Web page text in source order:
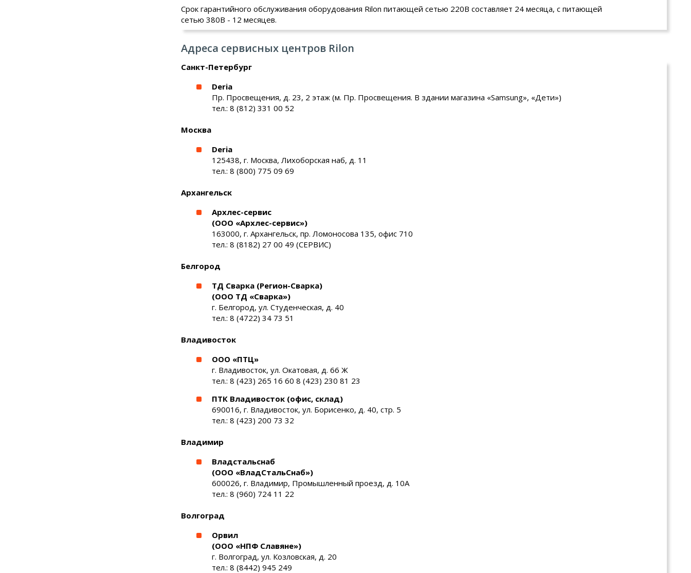
Срок гарантийного обслуживания оборудования Rilon питающей сетью 220В составляет 24 месяца, с питающей
сетью 380В - 12 месяцев.
Адреса сервисных центров Rilon
Санкт-Петербург
Deria
Пр. Просвещения, д. 23, 2 этаж (м. Пр. Просвещения. В здании магазина «Samsung», «Дети»)
тел.: 8 (812) 331 00 52
Москва
Deria
125438, г. Москва, Лихоборская наб, д. 11
тел.: 8 (800) 775 09 69
Архангельск
Архлес-сервис
(ООО «Архлес-сервис»)
163000, г. Архангельск, пр. Ломоносова 135, офис 710
тел.: 8 (8182) 27 00 49 (СЕРВИС)
Белгород
ТД Сварка (Регион-Сварка)
(ООО ТД «Сварка»)
г. Белгород, ул. Студенческая, д. 40
тел.: 8 (4722) 34 73 51
Владивосток
ООО «ПТЦ»
г. Владивосток, ул. Окатовая, д. 66 Ж
тел.: 8 (423) 265 16 60 8 (423) 230 81 23
ПТК Владивосток (офис, склад)
690016, г. Владивосток, ул. Борисенко, д. 40, стр. 5
тел.: 8 (423) 200 73 32
Владимир
Владстальснаб
(ООО «ВладСтальСнаб»)
600026, г. Владимир, Промышленный проезд, д. 10А
тел.: 8 (960) 724 11 22
Волгоград
Орвил
(ООО «НПФ Славяне»)
г. Волгоград, ул. Козловская, д. 20
тел.: 8 (8442) 945 249